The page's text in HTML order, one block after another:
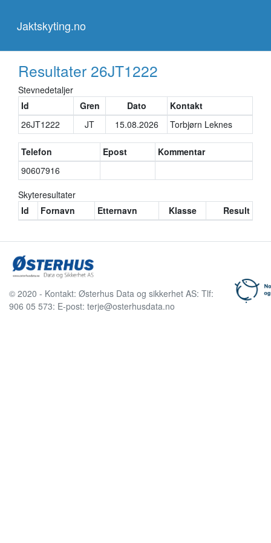
Jaktskyting.no
Resultater 26JT1222
Stevnedetaljer
Id
Gren Dato
Kontakt
26JT1222
JT 15.08.2026 Torbjørn Leknes
Telefon Epost
Kommentar
90607916
Skyteresultater
Id
Fornavn Etternavn Klasse Result
© 2020 - Kontakt: Østerhus Data og sikkerhet AS: Tlf:
906 05 573: E-post: terje@osterhusdata.no